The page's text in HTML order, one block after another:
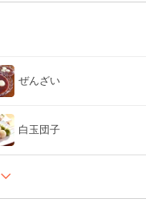
ぜんざい
白玉団子